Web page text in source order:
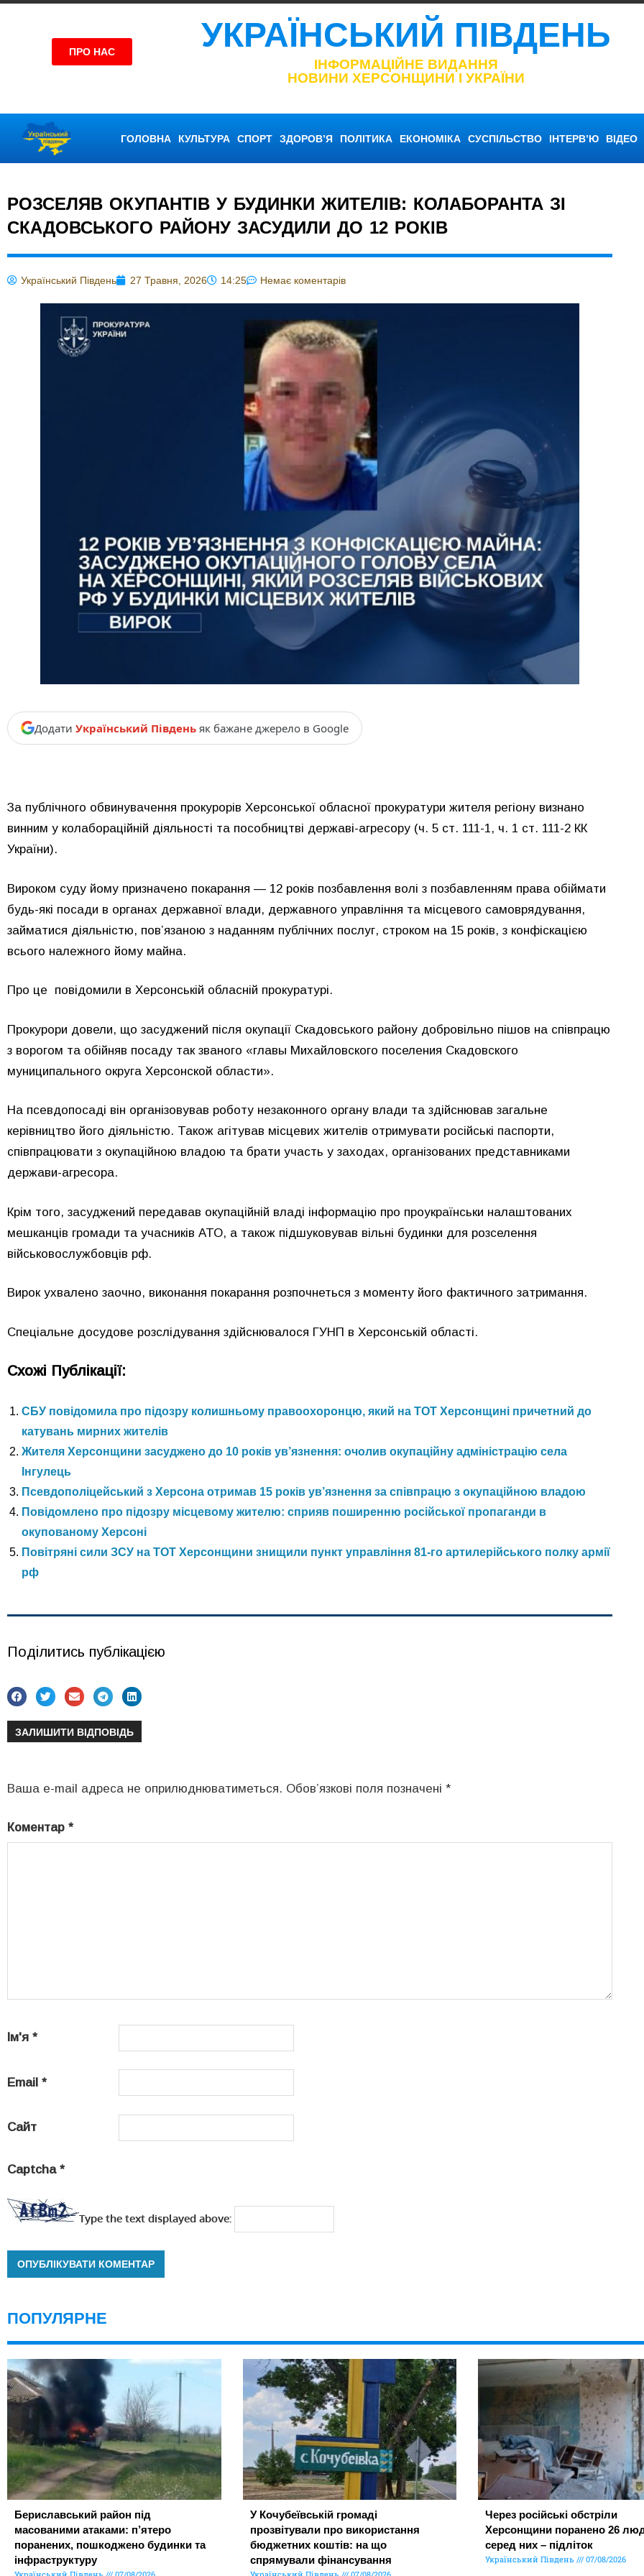
ПРО НАС УКРАЇНСЬКИЙ ПІВДЕНЬ
ІНФОРМАЦІЙНЕ ВИДАННЯ
НОВИНИ ХЕРСОНЩИНИ І УКРАЇНИ
ГОЛОВНА КУЛЬТУРА СПОРТ ЗДОРОВ’Я ПОЛІТИКА ЕКОНОМІКА СУСПІЛЬСТВО ІНТЕРВ’Ю ВІДЕО
РОЗСЕЛЯВ ОКУПАНТІВ У БУДИНКИ ЖИТЕЛІВ: КОЛАБОРАНТА ЗІ
СКАДОВСЬКОГО РАЙОНУ ЗАСУДИЛИ ДО 12 РОКІВ
Український Південь 27 Травня, 2026 14:25 Немає коментарів
Додати Український Південь як бажане джерело в Google
За публічного обвинувачення прокурорів Херсонської обласної прокуратури жителя регіону визнано
винним у колабораційній діяльності та пособництві державі-агресору (ч. 5 ст. 111-1, ч. 1 ст. 111-2 КК
України).
Вироком суду йому призначено покарання — 12 років позбавлення волі з позбавленням права обіймати
будь-які посади в органах державної влади, державного управління та місцевого самоврядування,
займатися діяльністю, пов’язаною з наданням публічних послуг, строком на 15 років, з конфіскацією
всього належного йому майна.
Про це повідомили в Херсонській обласній прокуратурі.
Прокурори довели, що засуджений після окупації Скадовського району добровільно пішов на співпрацю
з ворогом та обійняв посаду так званого «главы Михайловского поселения Скадовского
муниципального округа Херсонской области».
На псевдопосаді він організовував роботу незаконного органу влади та здійснював загальне
керівництво його діяльністю. Також агітував місцевих жителів отримувати російські паспорти,
співпрацювати з окупаційною владою та брати участь у заходах, організованих представниками
держави-агресора.
Крім того, засуджений передавав окупаційній владі інформацію про проукраїнськи налаштованих
мешканців громади та учасників АТО, а також підшуковував вільні будинки для розселення
військовослужбовців рф.
Вирок ухвалено заочно, виконання покарання розпочнеться з моменту його фактичного затримання.
Спеціальне досудове розслідування здійснювалося ГУНП в Херсонській області.
Схожі Публікації:
СБУ повідомила про підозру колишньому правоохоронцю, який на ТОТ Херсонщині причетний до
катувань мирних жителів
Жителя Херсонщини засуджено до 10 років ув’язнення: очолив окупаційну адміністрацію села
Інгулець
Псевдополіцейський з Херсона отримав 15 років ув’язнення за співпрацю з окупаційною владою
Повідомлено про підозру місцевому жителю: сприяв поширенню російської пропаганди в
окупованому Херсоні
Повітряні сили ЗСУ на ТОТ Херсонщини знищили пункт управління 81-го артилерійського полку армії
рф
Поділитись публікацією
ЗАЛИШИТИ ВІДПОВІДЬ
Ваша e-mail адреса не оприлюднюватиметься. Обов’язкові поля позначені *
Коментар *
Ім'я *
Email *
Сайт
Captcha *
Type the text displayed above:
ПОПУЛЯРНЕ
Бериславський район під
масованими атаками: п’ятеро
поранених, пошкоджено будинки та
інфраструктуру
У Кочубеївській громаді
прозвітували про використання
бюджетних коштів: на що
спрямували фінансування
Через російські обстріли
Херсонщини поранено 26
серед них – підліток
Український Південь 07/08/2026